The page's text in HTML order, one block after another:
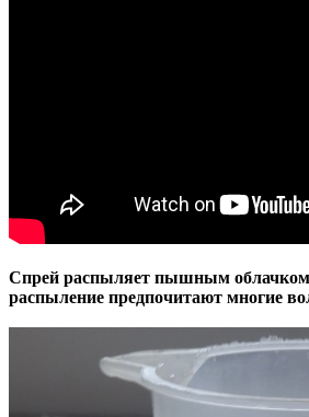
Спрей распыляет пышным
распыление предпочитают многие